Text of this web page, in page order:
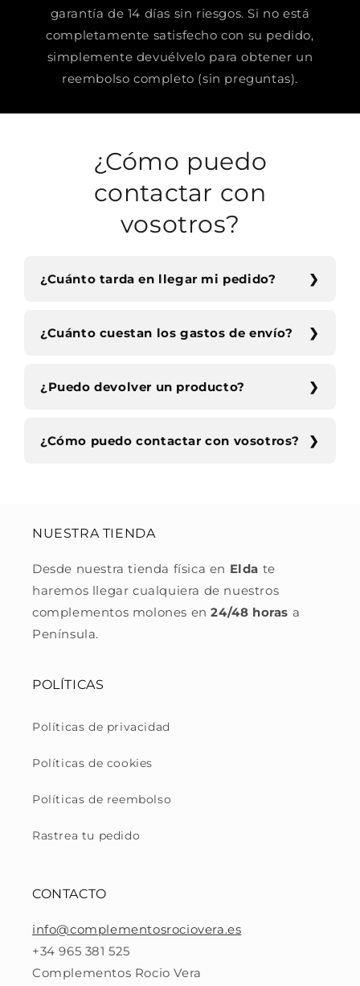
garantía de 14 días sin riesgos. Si no está
completamente satisfecho con su pedido,
simplemente devuélvelo para obtener un
reembolso completo (sin preguntas).
¿Cómo puedo
contactar con
vosotros?
¿Cuánto tarda en llegar mi pedido?
¿Cuánto cuestan los gastos de envío?
¿Puedo devolver un producto?
¿Cómo puedo contactar con vosotros?
NUESTRA TIENDA
Desde nuestra tienda física en Elda te
haremos llegar cualquiera de nuestros
complementos molones en24/48 horas a
Península.
POLÍTICAS
Políticas de privacidad
Políticas de cookies
Políticas de reembolso
Rastrea tu pedido
CONTACTO
info@complementosrociovera.es
+34 965 381 525
Complementos Rocio Vera